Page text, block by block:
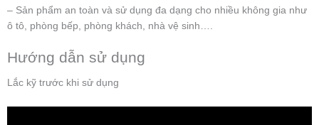
– Sản phẩm an toàn và sử dụng đa dạng cho nhiều không gia như
ô tô, phòng bếp, phòng khách, nhà vệ sinh….
Hướng dẫn sử dụng
Lắc kỹ trước khi sử dụng